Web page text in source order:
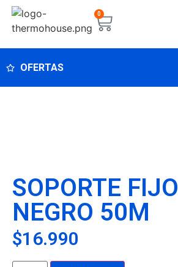
0
OFERTAS
SOPORTE FIJO
NEGRO 50M
$16.990